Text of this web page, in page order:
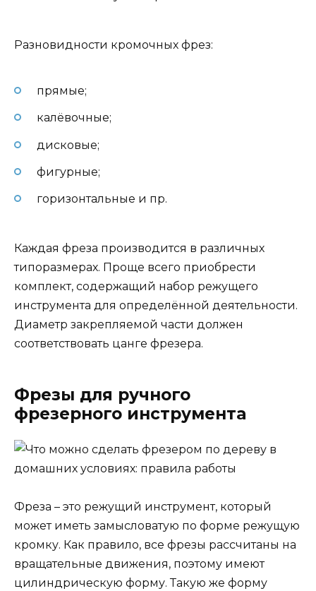
Разновидности кромочных фрез:
прямые;
калёвочные;
дисковые;
фигурные;
горизонтальные и пр.
Каждая фреза производится в различных
типоразмерах. Проще всего приобрести
комплект, содержащий набор режущего
инструмента для определённой деятельности.
Диаметр закрепляемой части должен
соответствовать цанге фрезера.
Фрезы для ручного
фрезерного инструмента
Фреза – это режущий инструмент, который
может иметь замысловатую по форме режущую
кромку. Как правило, все фрезы рассчитаны на
вращательные движения, поэтому имеют
цилиндрическую форму. Такую же форму